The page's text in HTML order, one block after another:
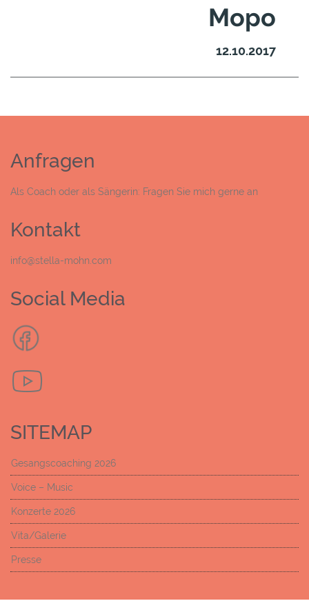
Mopo
12.10.2017
Anfragen
Als Coach oder als Sängerin: Fragen Sie mich gerne an
Kontakt
info@stella-mohn.com
Social Media
SITEMAP
Gesangscoaching 2026
Voice – Music
Konzerte 2026
Vita/Galerie
Presse